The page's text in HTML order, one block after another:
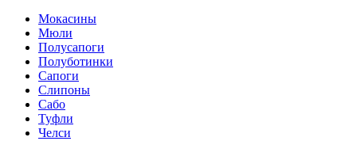
Мокасины
Мюли
Полусапоги
Полуботинки
Сапоги
Слипоны
Сабо
Туфли
Челси